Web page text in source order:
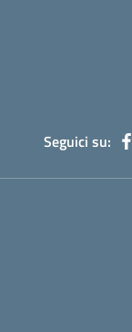
Seguici su: